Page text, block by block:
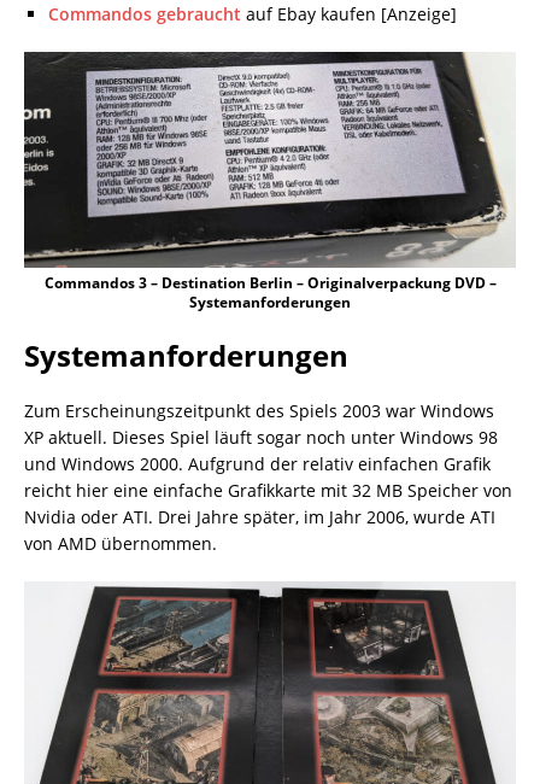
Commandos gebraucht auf Ebay kaufen [Anzeige]
Commandos 3 – Destination Berlin – Originalverpackung DVD –
Systemanforderungen
Systemanforderungen
Zum Erscheinungszeitpunkt des Spiels 2003 war Windows
XP aktuell. Dieses Spiel läuft sogar noch unter Windows 98
und Windows 2000. Aufgrund der relativ einfachen Grafik
reicht hier eine einfache Grafikkarte mit 32 MB Speicher von
Nvidia oder ATI. Drei Jahre später, im Jahr 2006, wurde ATI
von AMD übernommen.